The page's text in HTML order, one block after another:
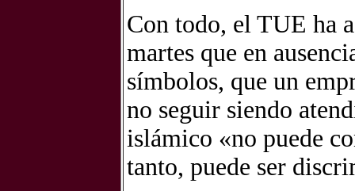
Con todo, el TUE ha
martes que en
símbolos, que un
no seguir siendo
islámico «no puede
tanto, puede ser